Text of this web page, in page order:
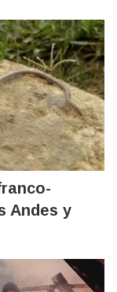
Andes y